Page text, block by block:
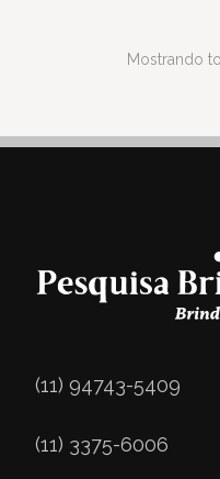
Mostrando
(11) 94743-5409
(11) 3375-6006